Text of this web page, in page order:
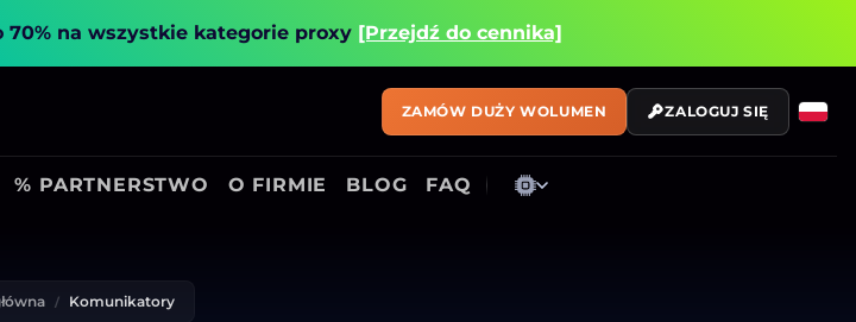
70% na wszystkie kategorie proxy [Przejdź do cennika]
% PARTNERSTWO O FIRMIE BLOG FAQ
ZAMÓW DUŻY WOLUMEN ZALOGUJ SIĘ
Komunikatory